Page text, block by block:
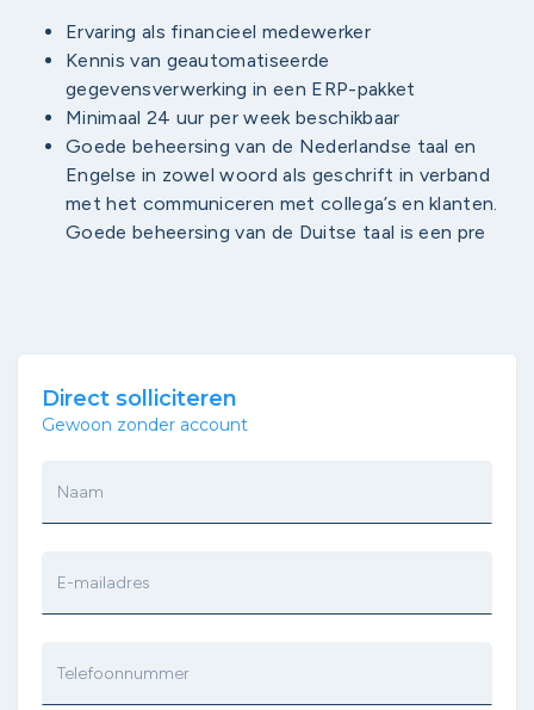
Ervaring als financieel medewerker
Kennis van geautomatiseerde
gegevensverwerking in een ERP-pakket
Minimaal 24 uur per week beschikbaar
Goede beheersing van de Nederlandse taal en
Engelse in zowel woord als geschrift in verband
met het communiceren met collega’s en klanten.
Goede beheersing van de Duitse taal is een pre
Direct solliciteren
Gewoon zonder account
Naam
E-mailadres
Telefoonnummer